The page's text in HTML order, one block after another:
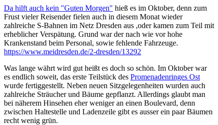
Da hilft auch kein "Guten Morgen" hieß es im Oktober, denn zum
Frust vieler Reisender fielen auch in diesem Monat wieder
zahlreiche S-Bahnen im Netz Dresden aus ,oder kamen zum Teil mit
erheblicher Verspätung. Grund war der nach wie vor hohe
Krankenstand beim Personal, sowie fehlende Fahrzeuge.
https://www.meidresden.de/2-dresden/13292
Was lange währt wird gut heißt es doch so schön. Im Oktober war
es endlich soweit, das erste Teilstück des Promenadenringes Ost
wurde fertiggestellt. Neben neuen Sitzgelegenheiten wurden auch
zahlreiche Sträucher und Bäume gepflanzt. Allerdings glaubt man
bei näherem Hinsehen eher weniger an einen Boulevard, denn
zwischen Haltestelle und Ladenzeile gibt es ausser ein paar Bäumen
recht wenig grün.